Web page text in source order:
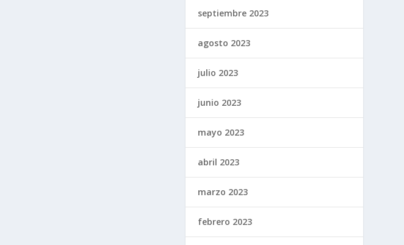
septiembre 2023
agosto 2023
julio 2023
junio 2023
mayo 2023
abril 2023
marzo 2023
febrero 2023